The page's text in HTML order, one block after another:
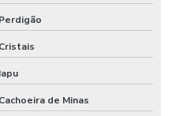
Perdigão
Cristais
Iapu
Cachoeira de Minas